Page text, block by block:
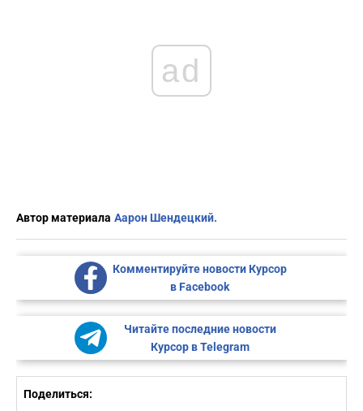
ad
Автор материала Аарон Шендецкий.
Комментируйте новости Курсор
в Facebook
Читайте последние новости
Курсор в Telegram
Поделиться: